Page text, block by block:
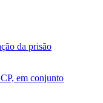
da prisão
em conjunto